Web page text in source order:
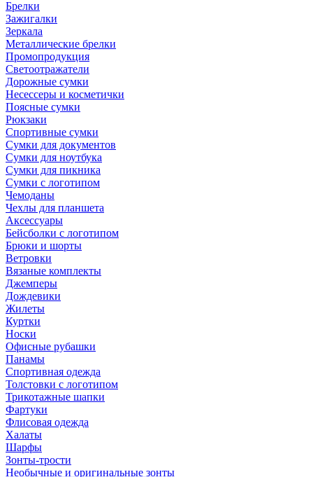
Брелки
Зажигалки
Зеркала
Металлические брелки
Промопродукция
Светоотражатели
Дорожные сумки
Несессеры и косметички
Поясные сумки
Рюкзаки
Спортивные сумки
Сумки для документов
Сумки для ноутбука
Сумки для пикника
Сумки с логотипом
Чемоданы
Чехлы для планшета
Аксессуары
Бейсболки с логотипом
Брюки и шорты
Ветровки
Вязаные комплекты
Джемперы
Дождевики
Жилеты
Куртки
Носки
Офисные рубашки
Панамы
Спортивная одежда
Толстовки с логотипом
Трикотажные шапки
Фартуки
Флисовая одежда
Халаты
Шарфы
Зонты-трости
Необычные и оригинальные зонты